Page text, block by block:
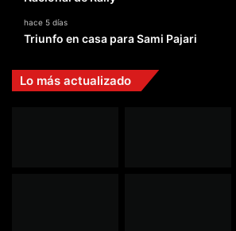
hace 5 días
Triunfo en casa para Sami Pajari
Lo más actualizado